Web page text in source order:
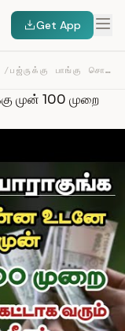
Get App
/ பஜ்ருக்கு பாங்கு சொன்ன உடனே தொழுகைக்கு முன் 100 முறை ரி… — TRANSCRIPT
முன் 100 முறை